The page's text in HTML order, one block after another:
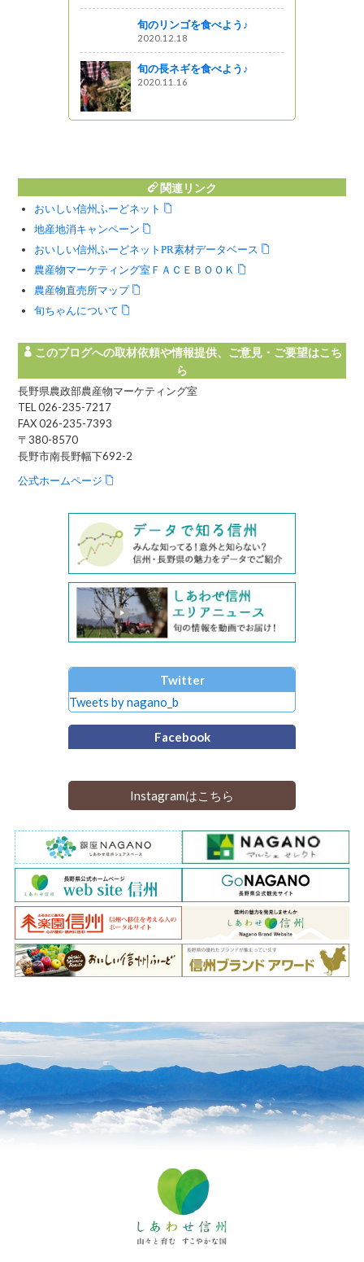
旬のリンゴを食べよう♪
2020.12.18
旬の長ネギを食べよう♪
2020.11.16
関連リンク
おいしい信州ふーどネット
地産地消キャンペーン
おいしい信州ふーどネットPR素材データベース
農産物マーケティング室ＦＡＣＥＢＯＯＫ
農産物直売所マップ
旬ちゃんについて
このブログへの取材依頼や情報提供、ご意見・ご要望はこち
ら
長野県農政部農産物マーケティング室
TEL 026-235-7217
FAX 026-235-7393
〒380-8570
長野市南長野幅下692-2
公式ホームページ
Twitter
Tweets by nagano_b
Facebook
Instagramはこちら